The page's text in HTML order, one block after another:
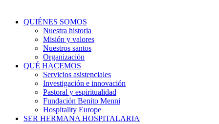
QUIÉNES SOMOS
Nuestra historia
Misión y valores
Nuestros santos
Organización
QUÉ HACEMOS
Servicios asistenciales
Investigación e innovación
Pastoral y espiritualidad
Fundación Benito Menni
Hospitality Europe
SER HERMANA HOSPITALARIA